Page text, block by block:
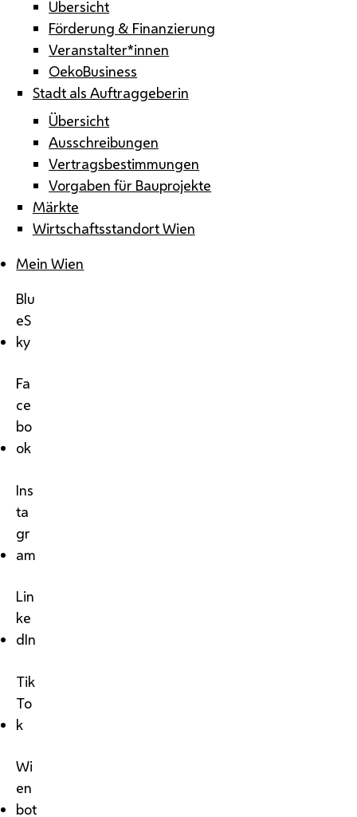
Übersicht
Förderung & Finanzierung
Veranstalter*innen
OekoBusiness
Stadt als Auftraggeberin
Übersicht
Ausschreibungen
Vertragsbestimmungen
Vorgaben für Bauprojekte
Märkte
Wirtschaftsstandort Wien
Mein Wien
Blu
eS
ky
Fa
ce
bo
ok
Ins
ta
gr
am
Lin
ke
dIn
Tik
To
k
Wi
en
bot